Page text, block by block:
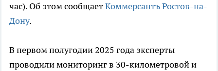
час). Об этом сообщаетКоммерсантъ Ростов-на-
Дону.
В первом полугодии 2025 года эксперты
проводили мониторинг в 30-километровой и